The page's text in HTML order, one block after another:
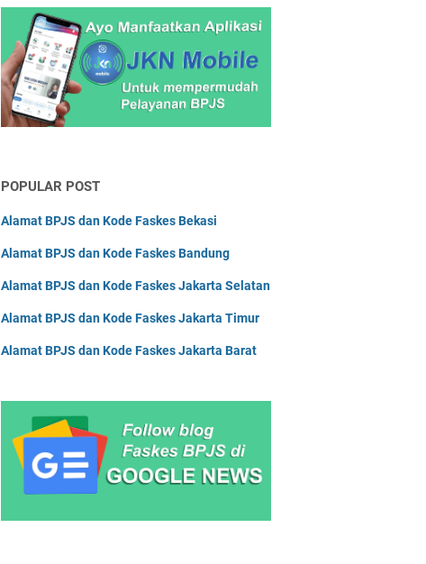
Faskes Papua Pegunungan
Faskes Papua Selatan
Faskes Papua Tengah Faskes Riau
Faskes Sulawesi Barat
Faskes Sulawesi Tengah
Faskes Sulawesi Tenggara
Faskes Sulawesi Utara
Faskes Sumatera Barat
Faskes Sumatera Selatan
Faskes Sumatera Utara
POPULAR POST
Alamat BPJS dan Kode Faskes Bekasi
Alamat BPJS dan Kode Faskes Bandung
Alamat BPJS dan Kode Faskes Jakarta Selatan
Alamat BPJS dan Kode Faskes Jakarta Timur
Alamat BPJS dan Kode Faskes Jakarta Barat